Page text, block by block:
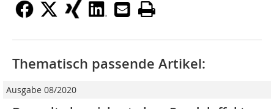
Thematisch passende Artikel:
Ausgabe 08/2020